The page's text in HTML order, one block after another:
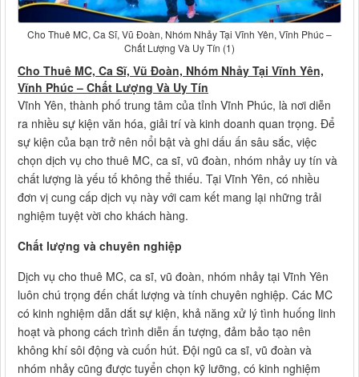
Cho Thuê MC, Ca Sĩ, Vũ Đoàn, Nhóm Nhảy Tại Vĩnh Yên, Vĩnh Phúc –
Chất Lượng Và Uy Tín (1)
Cho Thuê MC, Ca Sĩ, Vũ Đoàn, Nhóm Nhảy Tại Vĩnh Yên,
Vĩnh Phúc – Chất Lượng Và Uy Tín
Vĩnh Yên, thành phố trung tâm của tỉnh Vĩnh Phúc, là nơi diễn
ra nhiều sự kiện văn hóa, giải trí và kinh doanh quan trọng. Để
sự kiện của bạn trở nên nổi bật và ghi dấu ấn sâu sắc, việc
chọn dịch vụ cho thuê MC, ca sĩ, vũ đoàn, nhóm nhảy uy tín và
chất lượng là yếu tố không thể thiếu. Tại Vĩnh Yên, có nhiều
đơn vị cung cấp dịch vụ này với cam kết mang lại những trải
nghiệm tuyệt vời cho khách hàng.
Chất lượng và chuyên nghiệp
Dịch vụ cho thuê MC, ca sĩ, vũ đoàn, nhóm nhảy tại Vĩnh Yên
luôn chú trọng đến chất lượng và tính chuyên nghiệp. Các MC
có kinh nghiệm dẫn dắt sự kiện, khả năng xử lý tình huống linh
hoạt và phong cách trình diễn ấn tượng, đảm bảo tạo nên
không khí sôi động và cuốn hút. Đội ngũ ca sĩ, vũ đoàn và
nhóm nhảy cũng được tuyển chọn kỹ lưỡng, có kinh nghiệm